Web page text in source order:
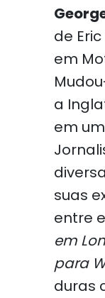
de
em
a
em
suas
entre
em
para
duras